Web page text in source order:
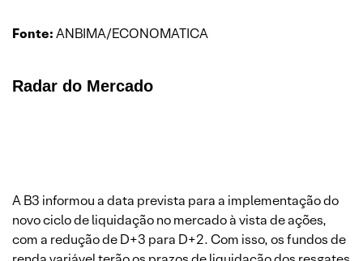
Fonte:ANBIMA/ECONOMATICA
Radar do Mercado
A B3 informou a data prevista para a implementação do
novo ciclo de liquidação no mercado à vista de ações,
com a redução de D+3 para D+2. Com isso, os fundos de